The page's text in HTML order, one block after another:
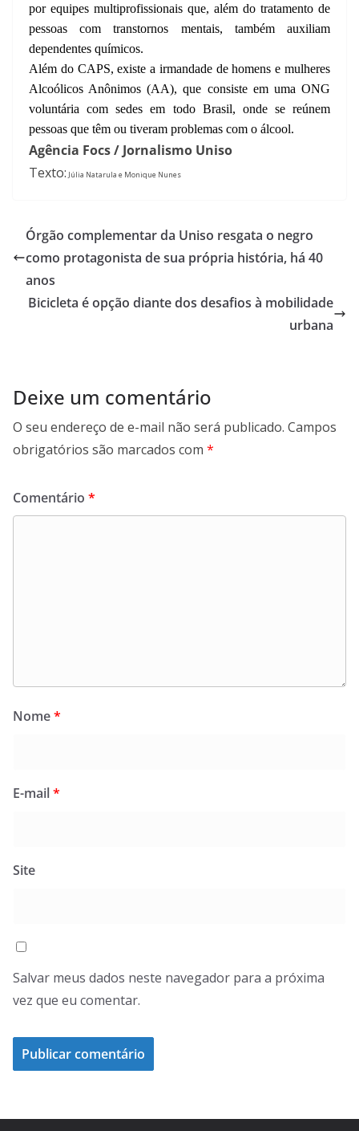
por equipes multiprofissionais que, além do tratamento de
pessoas com transtornos mentais, também auxiliam
dependentes químicos.
Além do CAPS, existe a irmandade de homens e mulheres
Alcoólicos Anônimos (AA), que consiste em uma ONG
voluntária com sedes em todo Brasil, onde se reúnem
pessoas que têm ou tiveram problemas com o álcool.
Agência Focs / Jornalismo Uniso
Texto: Júlia Natarula e Monique Nunes
Órgão complementar da Uniso resgata o negro
como protagonista de sua própria história, há 40
anos
Bicicleta é opção diante dos desafios à mobilidade
urbana
Deixe um comentário
O seu endereço de e-mail não será publicado. Campos
obrigatórios são marcados com *
Comentário *
Nome*
E-mail*
Site
Salvar meus dados neste navegador para a próxima
vez que eu comentar.